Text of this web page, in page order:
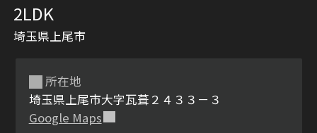
地図から探す
人気のカテゴリから探す
2LDK
埼玉県上尾市
所在地
埼玉県上尾市大字瓦葺２４３３－３
Google Maps